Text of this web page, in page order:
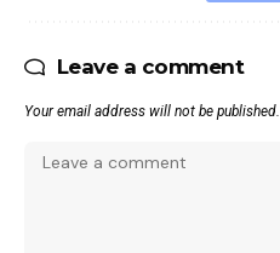
Leave a comment
Your email address will not be published.